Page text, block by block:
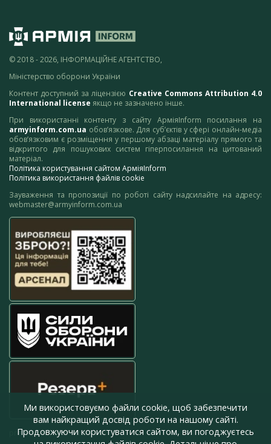
© 2018 - 2026, ІНФОРМАЦІЙНЕ АГЕНТСТВО,
Міністерство оборони України
Контент доступний за ліцензією Creative Commons Attribution 4.0
International license якщо не зазначено інше.
При використанні контенту з сайту АрміяInform посилання на
armyinform.com.ua обов’язкове. Для суб’єктів у сфері онлайн-медіа
обов’язковим є розміщення у першому абзаці матеріалу прямого та
відкритого для пошукових систем гіперпосилання на цитований
матеріал.
Політика користування сайтом АрміяInform
Політика використання файлів cookie
Зауваження та пропозиції по роботі сайту надсилайте на адресу:
webmaster@armyinform.com.ua
press@armyinform.com.ua
Ми використовуємо файли cookie, щоб забезпечити
вам найкращий досвід роботи на нашому сайті.
Продовжуючи користуватися сайтом, ви погоджуєтесь